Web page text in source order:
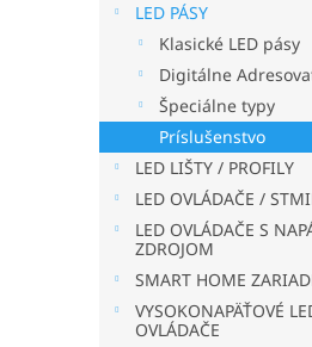
LED PÁSY
Klasické LED pásy
Digitálne
Špeciálne typy
Príslušenstvo
LED LIŠTY / PROFILY
LED OVLÁDAČE /
LED OVLÁDAČE S
ZDROJOM
SMART HOME
VYSOKONAPÄŤOVÉ
OVLÁDAČE